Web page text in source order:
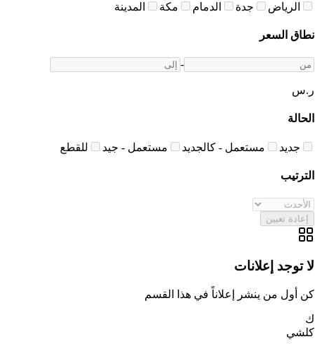
الرياض جدة الدمام مكة المدينة
نطاق السعر
-
ر.س
الحالة
جديد مستعمل - كالجديد مستعمل - جيد للقطع
الترتيب
إعادة تعيين
لا توجد إعلانات
كن أول من ينشر إعلاناً في هذا القسم
ك
كلشي